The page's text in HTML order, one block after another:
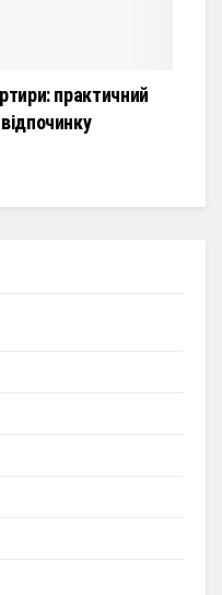
практичний